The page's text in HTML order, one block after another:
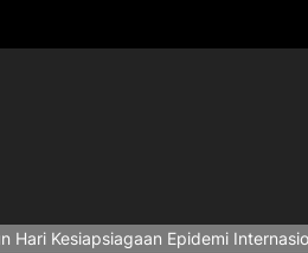
Hari Kesiapsiagaan Epidemi